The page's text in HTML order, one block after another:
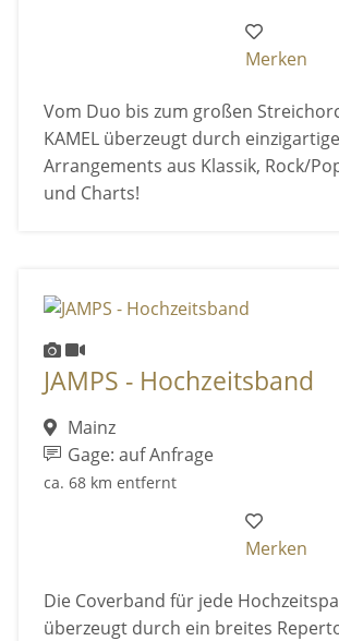
Merken
Vom Duo bis zum großen
KAMEL überzeugt durch einzigartige
Arrangements aus Klassik, Rock/
und Charts!
JAMPS - Hochzeitsband
Mainz
Gage: auf Anfrage
ca. 68 km entfernt
Merken
Die Coverband für jede
überzeugt durch ein breites